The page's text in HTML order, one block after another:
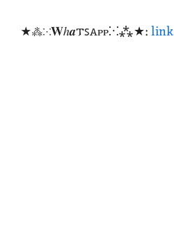
★⁂⁙𝐖ℎ𝒂𐍄ꜱꭺᴩᴩ⁙⁂★:link